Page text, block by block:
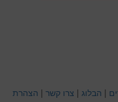
| הבלוג | צרו קשר | הצהרת